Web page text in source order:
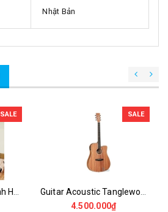
Nhật Bản
SALE
Casio PX-770 Mới Chính Hãng
SALE
Guitar Acoustic Tanglewood TWU DCE chính hãng
4.500.000₫